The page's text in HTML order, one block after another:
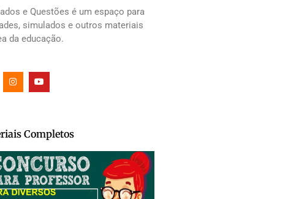
e Questões é um espaço para
simulados e outros materiais
da educação.
Completos